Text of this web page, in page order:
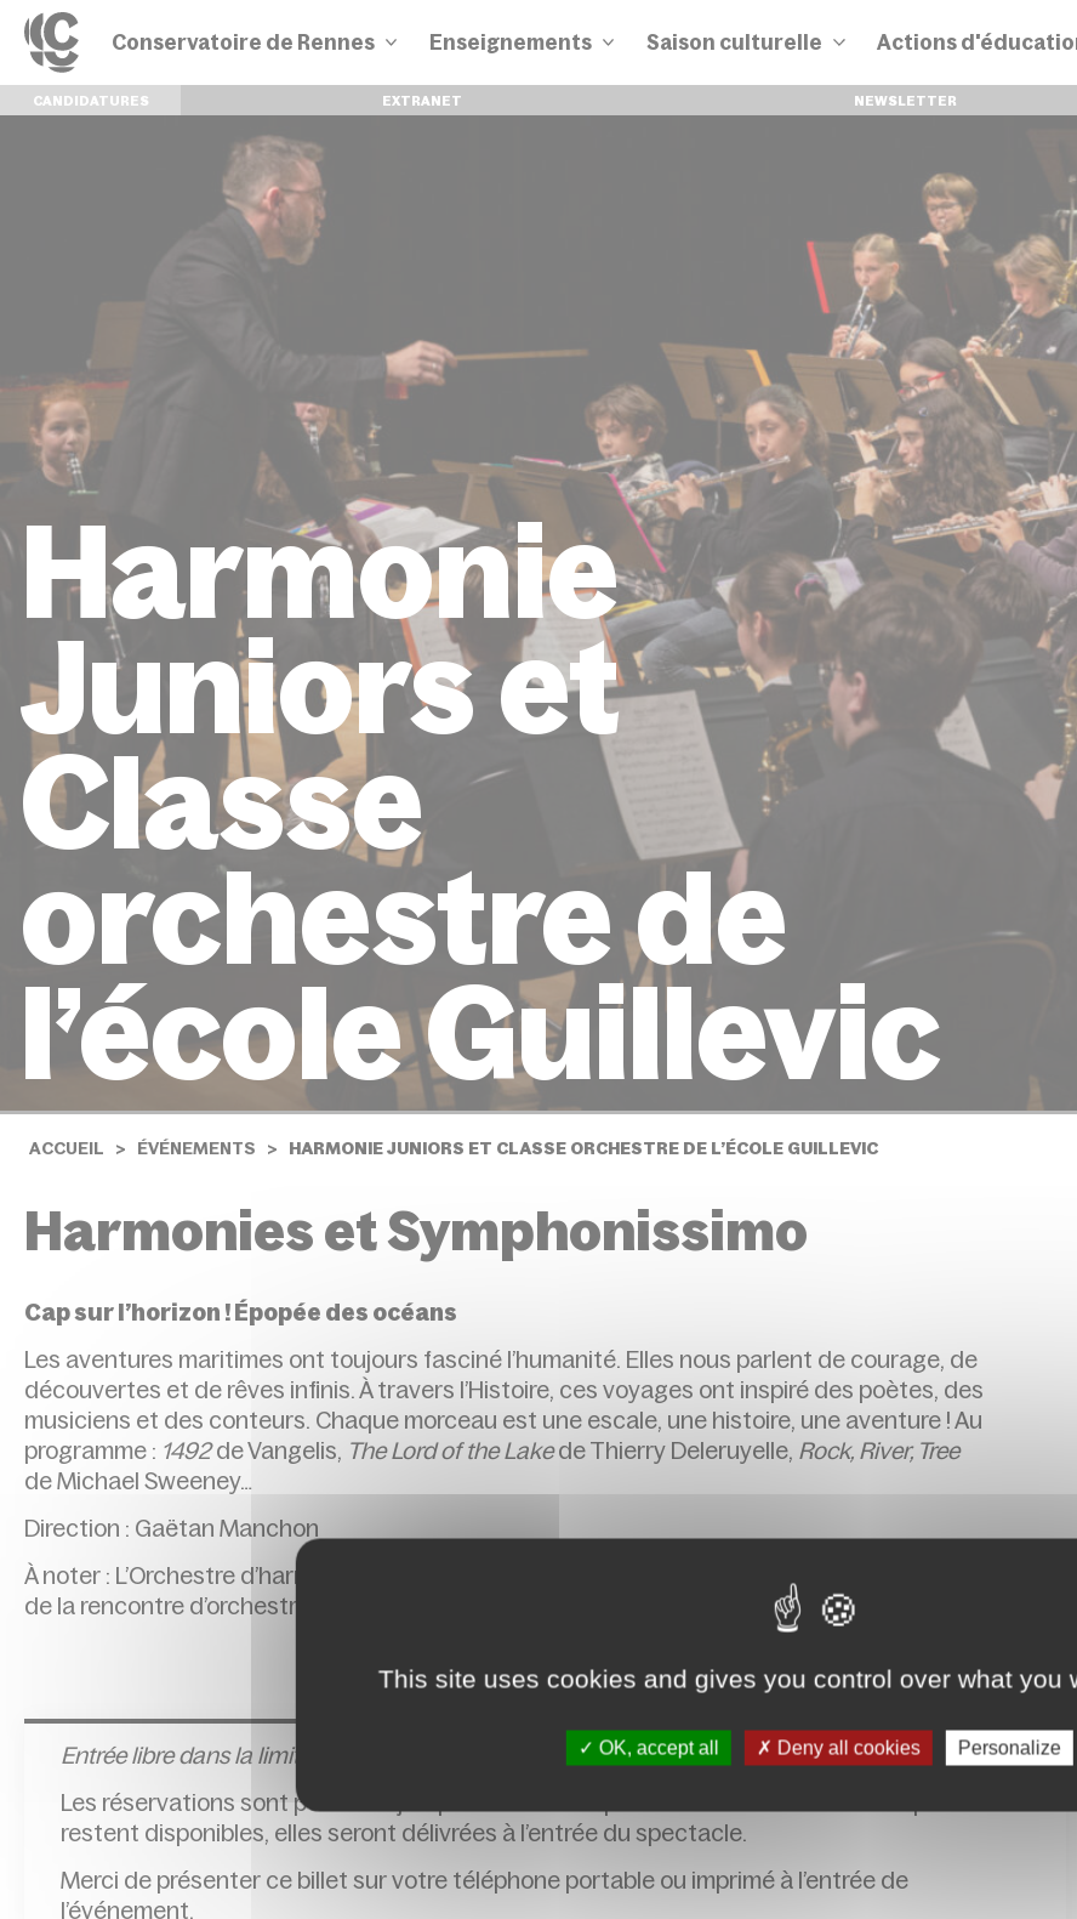
Conservatoire de Rennes Enseignements Saison culturelle Actions
CANDIDATURES EXTRANET NEWSLETTER
Harmonie
Juniors et
Classe
orchestre de
l’école Guillevic
ACCUEIL ÉVÉNEMENTS HARMONIE JUNIORS ET CLASSE ORCHESTRE DE L’ÉCOLE GUILLEVIC
Harmonies et Symphonissimo
Cap sur l’horizon ! Épopée des océans
Les aventures maritimes ont toujours fasciné l’humanité. Elles nous parlent de courage, de
découvertes et de rêves infinis. À travers l’Histoire, ces voyages ont inspiré des poètes, des
musiciens et des conteurs. Chaque morceau est une escale, une histoire, une aventure ! Au
programme : 1492de Vangelis, The Lord of the Lakede Thierry Deleruyelle, Rock, River, Tree
de Michael Sweeney…
Direction : Gaëtan Manchon
À noter : L’Orchestre d’harmonie Juniors se produit à Granville le 10 mai 2025, dans le prolongement
de la rencontre d’orchestres initiée l’an passé.
Entrée libre dans la limite des places disponibles,
réservation conseillée
Les réservations sont possibles jusqu’à la veille du spectacle avant minuit. Si des places
restent disponibles, elles seront délivrées à l’entrée du spectacle.
Merci de présenter ce billet sur votre téléphone portable ou imprimé à l’entrée de
l’événement.
This site uses cookies and gives you control over what you
OK, accept all Deny all cookies Personalize